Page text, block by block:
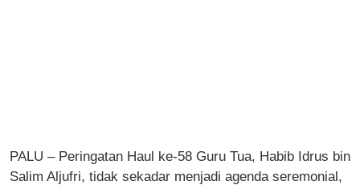
PALU – Peringatan Haul ke-58 Guru Tua, Habib Idrus bin
Salim Aljufri, tidak sekadar menjadi agenda seremonial,